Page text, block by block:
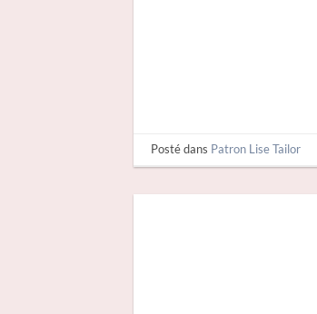
Posté dans Patron Lise Tailor